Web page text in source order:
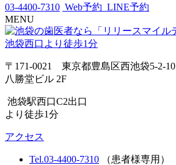
03-4400-7310 Web予約 LINE予約
MENU
〒171-0021 東京都豊島区西池袋5-2-10
八勝堂ビル 2F
池袋駅西口C2出口
より徒歩1分
アクセス
Tel.03-4400-7310
（患者様専用）